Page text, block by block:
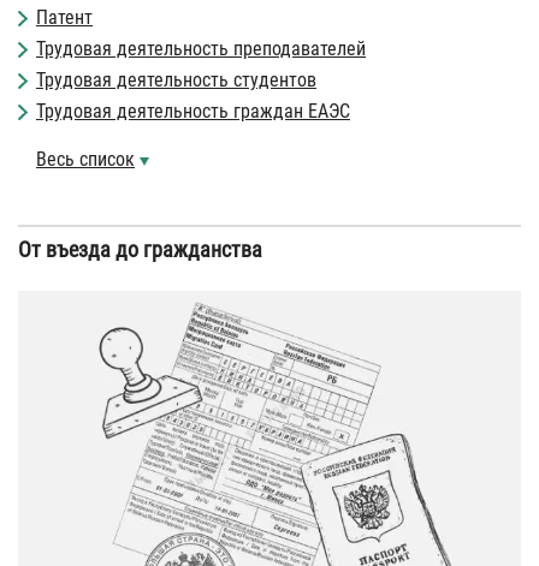
Патент
Трудовая деятельность преподавателей
Трудовая деятельность студентов
Трудовая деятельность граждан ЕАЭС
Весь список
От въезда до гражданства